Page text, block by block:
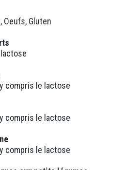
Oeufs, Gluten
compris le lactose
compris le lactose
compris le lactose